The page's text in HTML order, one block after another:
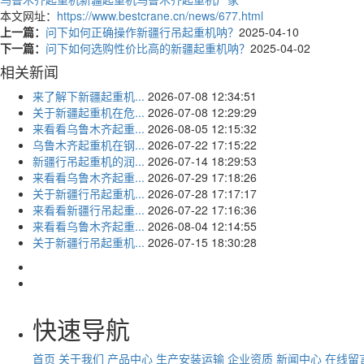
本文网址： https://www.bestcrane.cn/news/677.html
上一篇： 问下如何正确操作新疆行吊起重机呐？ 2025-04-10
下一篇： 问下如何选购性价比高的新疆起重机呐？ 2025-04-02
相关新闻
来了解下新疆起重机... 2026-07-08 12:34:51
关于新疆起重机在危... 2026-07-08 12:29:29
来看看乌鲁木齐起重... 2026-08-05 12:15:32
乌鲁木齐起重机在钢... 2026-07-22 17:15:22
新疆行吊起重机的润... 2026-07-14 18:29:53
来看看乌鲁木齐起重... 2026-07-29 17:18:26
关于新疆行吊起重机... 2026-07-28 17:17:17
来看看新疆行吊起重... 2026-07-22 17:16:36
来看看乌鲁木齐起重... 2026-08-04 12:14:55
关于新疆行吊起重机... 2026-07-15 18:30:28
快速导航
首页 关于我们 产品中心 生产安装运输 企业资质 新闻中心 在线留